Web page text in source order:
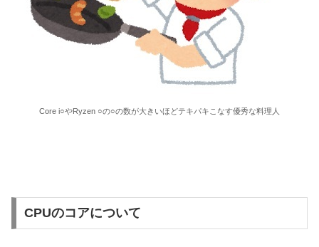
Core i○やRyzen ○の○の数が大きいほどテキパキこなす優秀な料理人
CPUのコアについて